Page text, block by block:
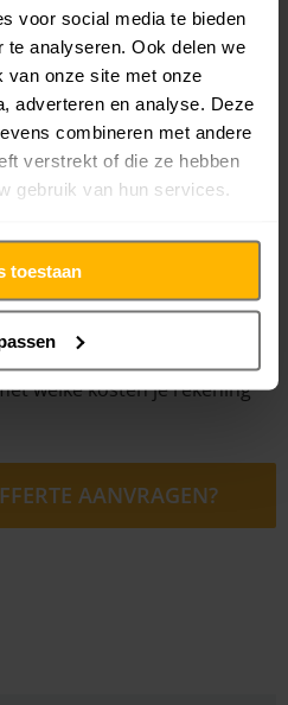
voor social media te bieden
analyseren. Ook delen we
van onze site met onze
adverteren en analyse. Deze
combineren met andere
verstrekt of die ze hebben
gebruik van hun services.
toestaan
Alblasserdam te
Snelle Jongens je de
zeker telefonisch of
op. Onze medewerkers
plannen meteen een
Tijdens deze eerste
offerte op. Op
beeld van onze
welke kosten je rekening
AANVRAGEN?